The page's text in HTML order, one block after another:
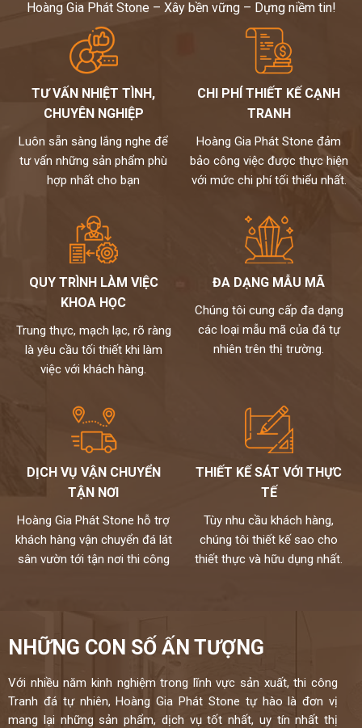
Hoàng Gia Phát Stone – Xây bền vững – Dựng niềm tin!
TƯ VẤN NHIỆT TÌNH,
CHUYÊN NGHIỆP
Luôn sẵn sàng lắng nghe để
tư vấn những sản phẩm phù
hợp nhất cho bạn
CHI PHÍ THIẾT KẾ CẠNH
TRANH
Hoàng Gia Phát Stone đảm
bảo công việc được thực hiện
với mức chi phí tối thiểu nhất.
QUY TRÌNH LÀM VIỆC
KHOA HỌC
Trung thực, mạch lạc, rõ ràng
là yêu cầu tối thiết khi làm
việc với khách hàng.
ĐA DẠNG MẪU MÃ
Chúng tôi cung cấp đa dạng
các loại mẫu mã của đá tự
nhiên trên thị trường.
DỊCH VỤ VẬN CHUYỂN
TẬN NƠI
Hoàng Gia Phát Stone hỗ trợ
khách hàng vận chuyển đá lát
sân vườn tới tận nơi thi công
THIẾT KẾ SÁT VỚI THỰC
TẾ
Tùy nhu cầu khách hàng,
chúng tôi thiết kế sao cho
thiết thực và hữu dụng nhất.
NHỮNG CON SỐ ẤN TƯỢNG
Với nhiều năm kinh nghiệm trong lĩnh vực sản xuất, thi công
Tranh đá tự nhiên, Hoàng Gia Phát Stone tự hào là đơn vị
mang lại những sản phẩm, dịch vụ tốt nhất, uy tín nhất thị